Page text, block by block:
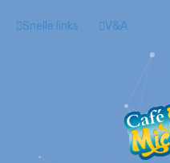
Snelle links V&A